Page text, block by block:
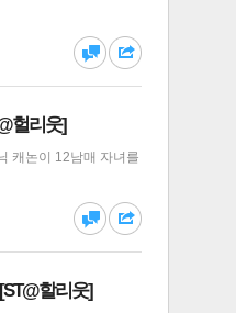
댓글 공유
댓글 공유
헐리웃]
캐논이 12남매 자녀를
할리웃]